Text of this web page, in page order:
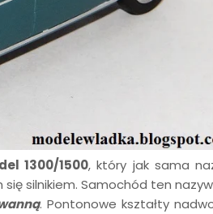
1300/1500, który jak sama
silnikiem. Samochód ten
. Pontonowe kształty